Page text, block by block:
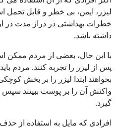
لیزر، ایمن، بی خطر و قابل
خطرات بهداشتی در دراز مدت در
داشته باشد.
با این حال، بعضی از مردم
پس از لیزر را تجربه کنند. مردم
بخواهند ابتدا لیزر را بر بخش
واکنش آن را بر پوست ببینند سپس
گیرد.
افرادی که مایل به استفاده از